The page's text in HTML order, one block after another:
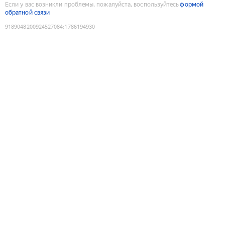
Если у вас возникли проблемы, пожалуйста, воспользуйтесьформой
обратной связи
9189048200924527084:1786194930